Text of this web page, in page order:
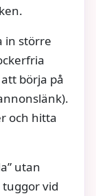
in större
börja på
och hitta
utan
tuggor vid